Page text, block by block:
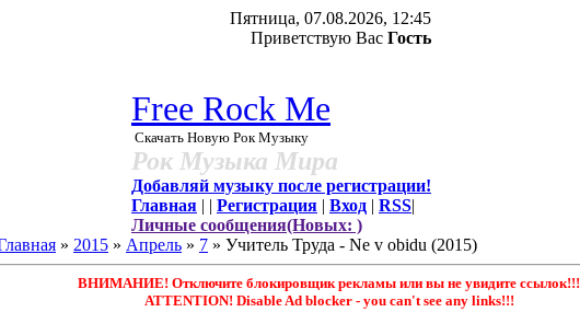
Пятница, 07.08.2026, 12:45
Приветствую Вас Гость
Free Rock Me
Скачать Новую Рок Музыку
Рок Музыка Мира
Добавляй музыку после регистрации!
Главная | | Регистрация | Вход | RSS|
Личные сообщения(Новых: )
» 2015 » Апрель » 7 » Учитель Труда - Ne v obidu (2015)
ВНИМАНИЕ! Отключите блокировщик рекламы или вы не увидите ссылок!!!
ATTENTION! Disable Ad blocker - you саn't see any links!!!